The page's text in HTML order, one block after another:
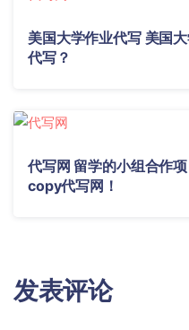
美国大学作业代写 美国
代写？
代写网 留学的小组合作
copy代写网！
发表评论